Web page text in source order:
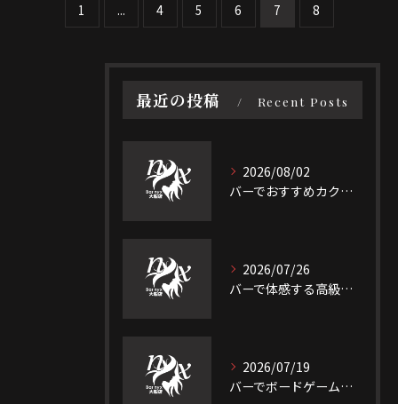
1 ... 4 5 6 7 8
最近の投稿 Recent Posts
2026/08/02
バーでおすすめカクテルを自信を持って注文するための定番から大人系まで徹底ガイド
2026/07/26
バーで体感する高級な神奈川県の上質な大人時間を徹底解説
2026/07/19
バーでボードゲームを安全に楽しむためのルールやおすすめゲーム徹底ガイド